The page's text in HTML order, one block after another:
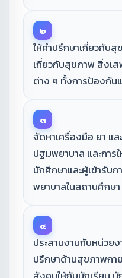
๒
ให้คำปรึกษาเกี่ยวกับ
เกี่ยวกับสุขภาพ สิ่งเส
ต่าง ๆ ทั้งการป้องกัน
๓
จัดหาเครื่องมือ ยา แ
ปฐมพยาบาล และการ
นักศึกษาและผู้เข้ารับ
พยาบาลในสถานศึกษา
๔
ประสานงานกับหน่วยง
ปรึกษาด้านสุขภาพก